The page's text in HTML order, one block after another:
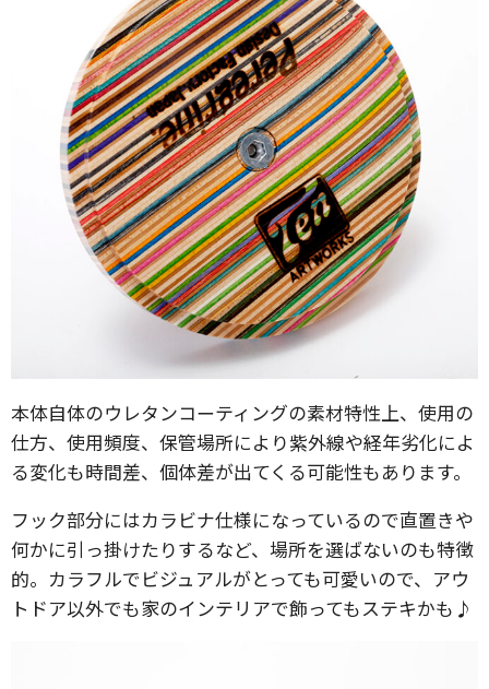
本体自体のウレタンコーティングの素材特性上、使用の
仕方、使用頻度、保管場所により紫外線や経年劣化によ
る変化も時間差、個体差が出てくる可能性もあります。
フック部分にはカラビナ仕様になっているので直置きや
何かに引っ掛けたりするなど、場所を選ばないのも特徴
的。カラフルでビジュアルがとっても可愛いので、アウ
トドア以外でも家のインテリアで飾ってもステキかも♪